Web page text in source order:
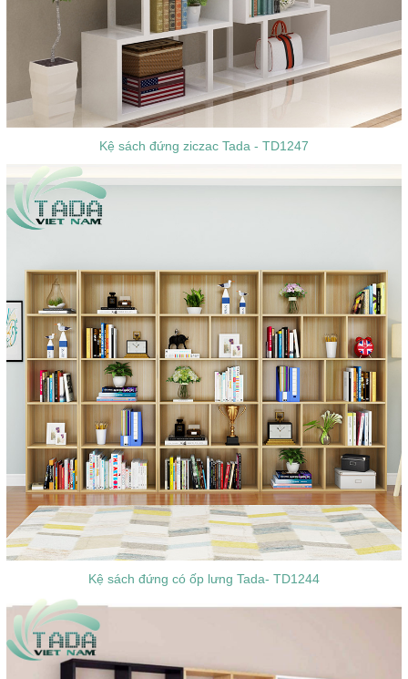
Kệ sách đứng ziczac Tada - TD1247
Kệ sách đứng có ốp lưng Tada- TD1244